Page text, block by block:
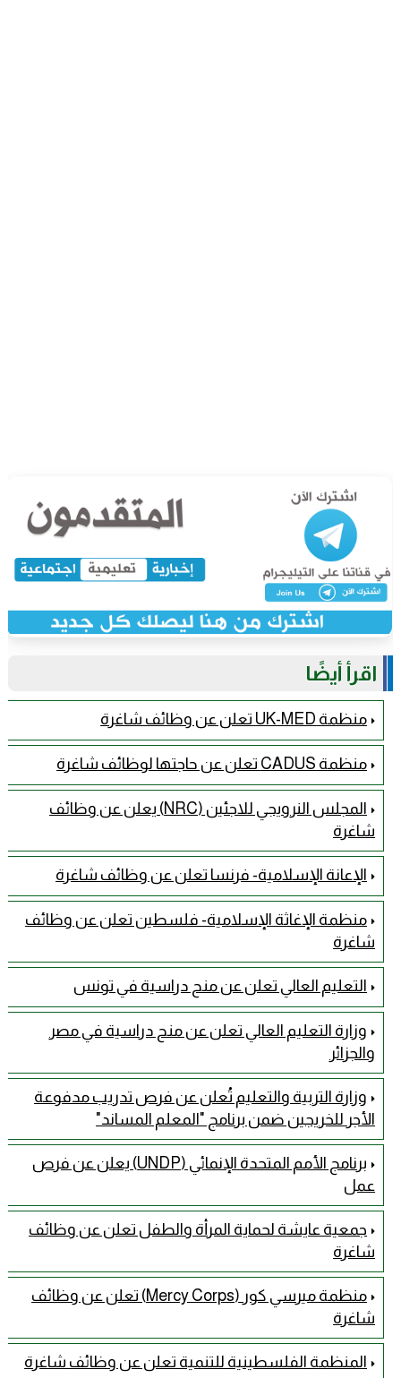
اقرأ أيضًا
منظمة UK-MED تعلن عن وظائف شاغرة
منظمة CADUS تعلن عن حاجتها لوظائف شاغرة
المجلس النرويجي للاجئين (NRC) يعلن عن وظائف
شاغرة
الإعانة الإسلامية- فرنسا تعلن عن وظائف شاغرة
منظمة الإغاثة الإسلامية- فلسطين تعلن عن وظائف
شاغرة
التعليم العالي تعلن عن منح دراسية في تونس
وزارة التعليم العالي تعلن عن منح دراسية في مصر
والجزائر
وزارة التربية والتعليم تُعلن عن فرص تدريب مدفوعة
الأجر للخريجين ضمن برنامج "المعلم المساند"
برنامج الأمم المتحدة الإنمائي (UNDP) يعلن عن فرص
عمل
جمعية عايشة لحماية المرأة والطفل تعلن عن وظائف
شاغرة
منظمة ميرسي كور (Mercy Corps) تعلن عن وظائف
شاغرة
المنظمة الفلسطينية للتنمية تعلن عن وظائف شاغرة